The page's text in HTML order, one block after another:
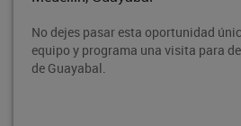
única. Contacta a nuestro
para descubrir la joya oculta